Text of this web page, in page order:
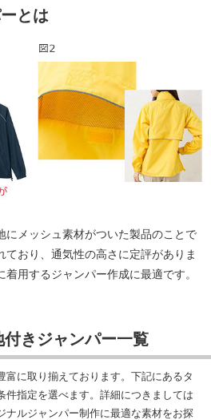
とは
にメッシュ素材がついた製品のことで
おり、通気性の高さに定評がありま
用するジャンパー作成に最適です。
きジャンパー一覧
富に取り揃えております。下記にあるタ
件指定を選べます。詳細につきましては
ナルジャンパー制作に最適な素材をお探